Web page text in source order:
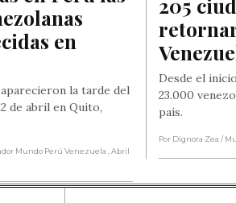
en
la tarde del
de abril en Quito,
Mundo Perú Venezuela
, Abril
205
Desde el
23.000
país.
Por Dignora Zea /